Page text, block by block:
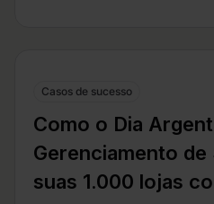
Casos de sucesso
Como o Dia
Gerenciamento
suas 1.000 lojas